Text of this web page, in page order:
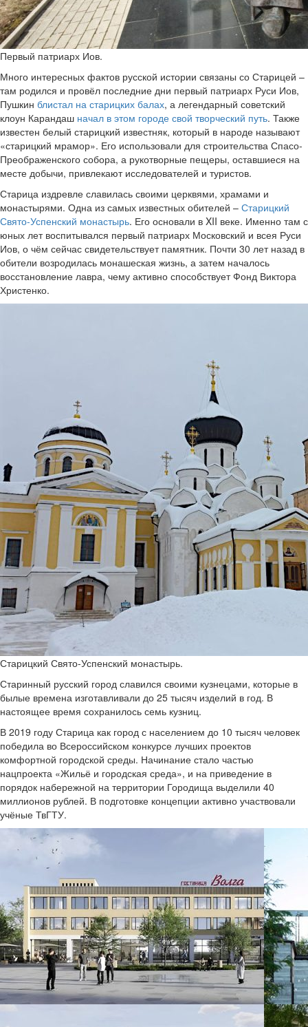
Первый патриарх Иов.
Много интересных фактов русской истории связаны со Старицей –
там родился и провёл последние дни первый патриарх Руси Иов,
Пушкин блистал на старицких балах, а легендарный советский
клоун Карандаш начал в этом городе свой творческий путь. Также
известен белый старицкий известняк, который в народе называют
«старицкий мрамор». Его использовали для строительства Спасо-
Преображенского собора, а рукотворные пещеры, оставшиеся на
месте добычи, привлекают исследователей и туристов.
Старица издревле славилась своими церквями, храмами и
монастырями. Одна из самых известных обителей – Старицкий
Свято-Успенский монастырь. Его основали в XII веке. Именно там с
юных лет воспитывался первый патриарх Московский и всея Руси
Иов, о чём сейчас свидетельствует памятник. Почти 30 лет назад в
обители возродилась монашеская жизнь, а затем началось
восстановление лавра, чему активно способствует Фонд Виктора
Христенко.
Старицкий Свято-Успенский монастырь.
Старинный русский город славился своими кузнецами, которые в
былые времена изготавливали до 25 тысяч изделий в год. В
настоящее время сохранилось семь кузниц.
В 2019 году Старица как город с населением до 10 тысяч человек
победила во Всероссийском конкурсе лучших проектов
комфортной городской среды. Начинание стало частью
нацпроекта «Жильё и городская среда», и на приведение в
порядок набережной на территории Городища выделили 40
миллионов рублей. В подготовке концепции активно участвовали
учёные ТвГТУ.